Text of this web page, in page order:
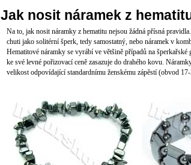
Jak nosit náramek z
Na to, jak nosit náramky z hematitu nejsou žádná přísná
chuti jako solitérní šperk, tedy samostatný, nebo náramek v
Hematitové náramky se vyrábí ve většině případů na šperkařské
ke své levné pořizovací ceně zasazuje do drahého kovu.
velikost odpovídající standardnímu ženskému zápěstí (obvod